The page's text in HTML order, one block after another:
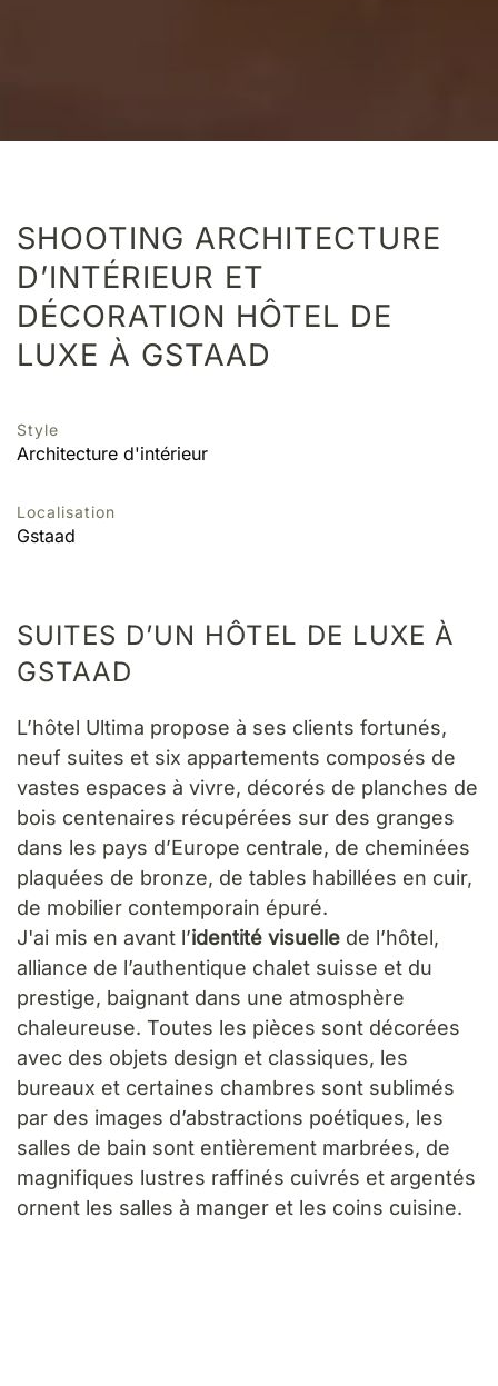
SHOOTING ARCHITECTURE
D’INTÉRIEUR ET
DÉCORATION HÔTEL DE
LUXE À GSTAAD
Style
Architecture d'intérieur
Localisation
Gstaad
SUITES D’UN HÔTEL DE LUXE À
GSTAAD
L’hôtel Ultima propose à ses clients fortunés,
neuf suites et six appartements composés de
vastes espaces à vivre, décorés de planches de
bois centenaires récupérées sur des granges
dans les pays d’Europe centrale, de cheminées
plaquées de bronze, de tables habillées en cuir,
de mobilier contemporain épuré.
J'ai mis en avant l’identité visuelle de l’hôtel,
alliance de l’authentique chalet suisse et du
prestige, baignant dans une atmosphère
chaleureuse. Toutes les pièces sont décorées
avec des objets design et classiques, les
bureaux et certaines chambres sont sublimés
par des images d’abstractions poétiques, les
salles de bain sont entièrement marbrées, de
magnifiques lustres raffinés cuivrés et argentés
ornent les salles à manger et les coins cuisine.